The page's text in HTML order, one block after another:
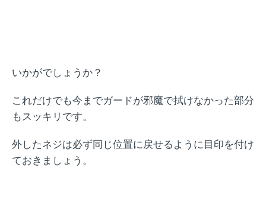
いかがでしょうか？
これだけでも今までガードが邪魔で拭けなかった部分
もスッキリです。
外したネジは必ず同じ位置に戻せるように目印を付け
ておきましょう。